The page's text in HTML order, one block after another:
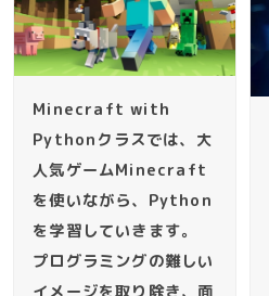
Minecraft with
Pythonクラスでは、大
人気ゲームMinecraft
を使いながら、Python
を学習していきます。
プログラミングの難しい
イメージを取り除き、面